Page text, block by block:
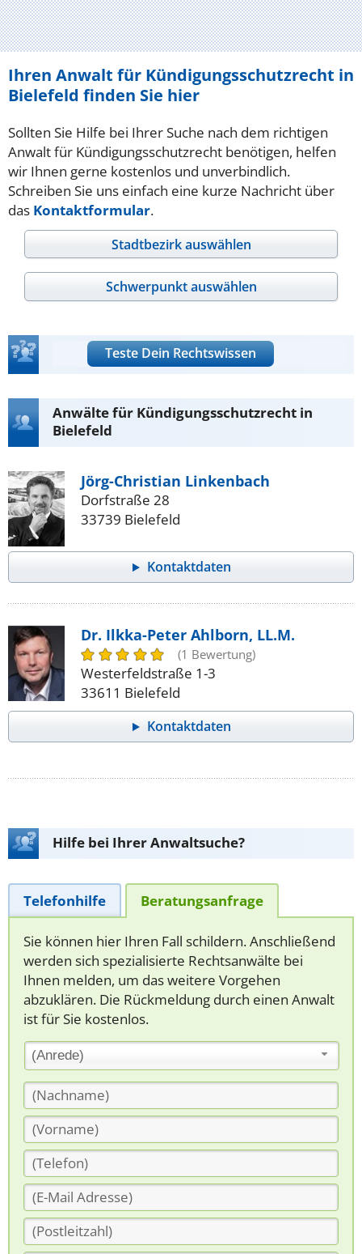
Ihren Anwalt für Kündigungsschutzrecht in
Bielefeld finden Sie hier
Sollten Sie Hilfe bei Ihrer Suche nach dem richtigen
Anwalt für Kündigungsschutzrecht benötigen, helfen
wir Ihnen gerne kostenlos und unverbindlich.
Schreiben Sie uns einfach eine kurze Nachricht über
das Kontaktformular.
Stadtbezirk auswählen
Schwerpunkt auswählen
Teste Dein Rechtswissen
Anwälte für Kündigungsschutzrecht in
Bielefeld
Jörg-Christian Linkenbach
Dorfstraße 28
33739 Bielefeld
Kontaktdaten
Dr. Ilkka-Peter Ahlborn, LL.M.
(1 Bewertung)
Westerfeldstraße 1-3
33611 Bielefeld
Kontaktdaten
Hilfe bei Ihrer Anwaltsuche?
Telefonhilfe Beratungsanfrage
Sie können hier Ihren Fall schildern. Anschließend
werden sich spezialisierte Rechtsanwälte bei
Ihnen melden, um das weitere Vorgehen
abzuklären. Die Rückmeldung durch einen Anwalt
ist für Sie kostenlos.
(Anrede)